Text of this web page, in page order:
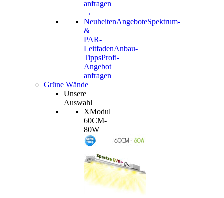
anfragen
→
NeuheitenAngeboteSpektrum-
&
PAR-
LeitfadenAnbau-
TippsProfi-
Angebot
anfragen
Grüne Wände
Unsere
Auswahl
XModul
60CM-
80W